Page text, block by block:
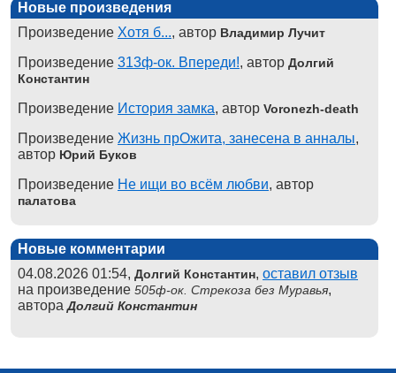
Новые произведения
Произведение Хотя б..., автор Владимир Лучит
Произведение 313ф-ок. Впереди!, автор Долгий
Константин
Произведение История замка, автор Voronezh-death
Произведение Жизнь прОжита, занесена в анналы,
автор Юрий Буков
Произведение Не ищи во всём любви, автор
палатова
Новые комментарии
04.08.2026 01:54, Долгий Константин, оставил отзыв
на произведение 505ф-ок. Стрекоза без Муравья,
автораДолгий Константин